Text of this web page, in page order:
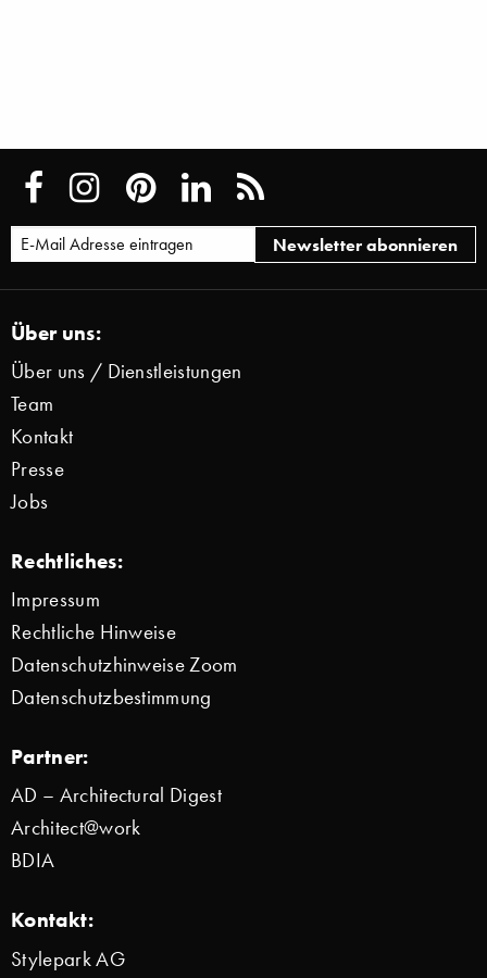
Über uns:
Über uns / Dienstleistungen
Team
Kontakt
Presse
Jobs
Rechtliches:
Impressum
Rechtliche Hinweise
Datenschutzhinweise Zoom
Datenschutzbestimmung
Partner:
AD – Architectural Digest
Architect@work
BDIA
Kontakt:
Stylepark AG